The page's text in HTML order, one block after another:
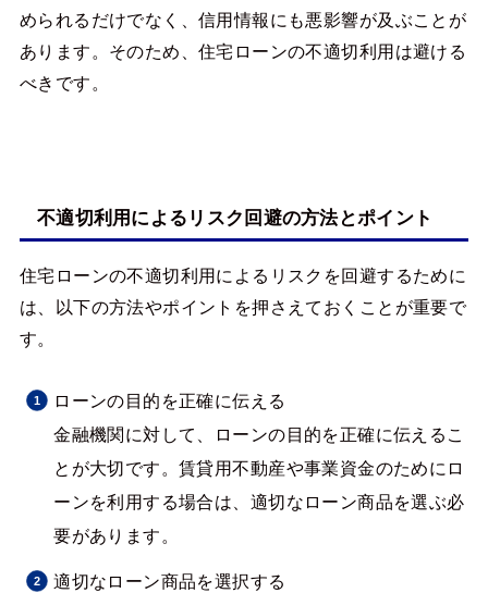
められるだけでなく、信用情報にも悪影響が及ぶことが
あります。そのため、住宅ローンの不適切利用は避ける
べきです。
不適切利用によるリスク回避の方法とポイント
住宅ローンの不適切利用によるリスクを回避するために
は、以下の方法やポイントを押さえておくことが重要で
す。
ローンの目的を正確に伝える
金融機関に対して、ローンの目的を正確に伝えるこ
とが大切です。賃貸用不動産や事業資金のためにロ
ーンを利用する場合は、適切なローン商品を選ぶ必
要があります。
適切なローン商品を選択する